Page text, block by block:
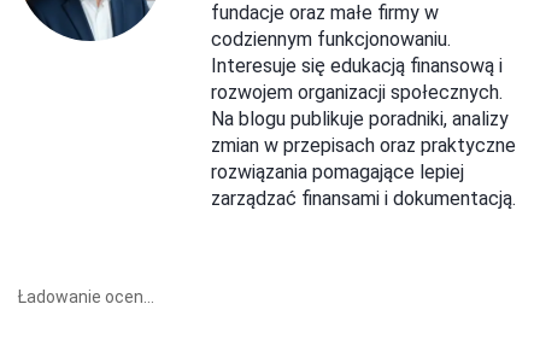
fundacje oraz małe firmy w
codziennym funkcjonowaniu.
Interesuje się edukacją finansową i
rozwojem organizacji społecznych.
Na blogu publikuje poradniki, analizy
zmian w przepisach oraz praktyczne
rozwiązania pomagające lepiej
zarządzać finansami i dokumentacją.
Ładowanie ocen...